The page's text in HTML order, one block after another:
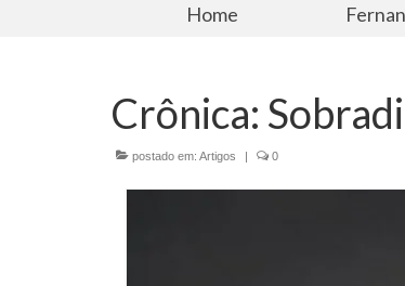
Home
Crônica:
postado em: Artigos | 0